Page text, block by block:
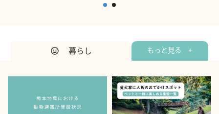
暮らし もっと見る +